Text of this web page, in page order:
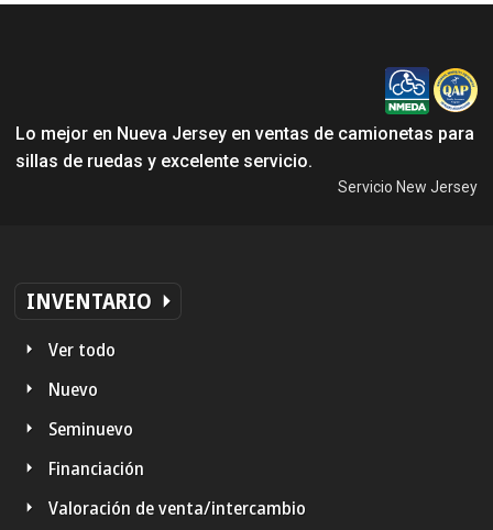
Lo mejor en Nueva Jersey en ventas de camionetas para
sillas de ruedas y excelente servicio.
Servicio New Jersey
INVENTARIO
Ver todo
Nuevo
Seminuevo
Financiación
Valoración de venta/intercambio